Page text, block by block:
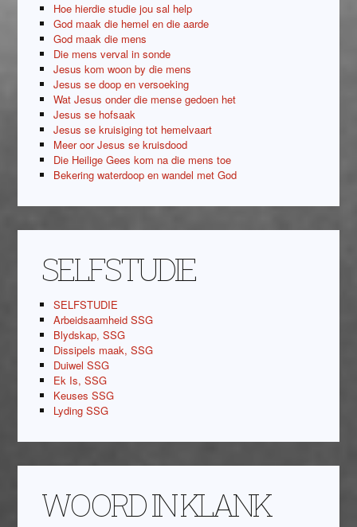
Hoe hierdie studie jou sal help
God maak die hemel en die aarde
God maak die mens
Die mens verval in sonde
Jesus kom woon by die mens
Jesus se doop en versoeking
Wat Jesus onder die mense gedoen het
Jesus se hofsaak
Jesus se kruisiging tot hemelvaart
Meer oor Jesus se kruisdood
Die Heilige Gees kom na die mens toe
Bekering waterdoop en wandel met God
SELFSTUDIE
SELFSTUDIE
Arbeidsaamheid SSG
Blydskap, SSG
Dissipels maak, SSG
Duiwel SSG
Ek Is, SSG
Keuses SSG
Lyding SSG
WOORD IN KLANK